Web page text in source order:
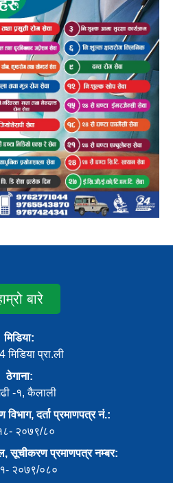
बारे
मिडिया:
प्रा.ली
ठेगाना:
-१, कैलाली
दर्ता प्रमाणपत्र नं.:
२०७९/८०
सूचीकरण प्रमाणपत्र नम्बर:
२०७९/०८०